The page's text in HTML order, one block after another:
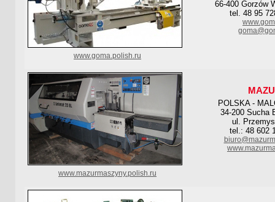
66-400 Gorzów
tel. 48 95
www.goma.polish.ru
POLSKA -
34-200 Sucha
ul.
tel.: 48 602
www.mazurmaszyny.polish.ru